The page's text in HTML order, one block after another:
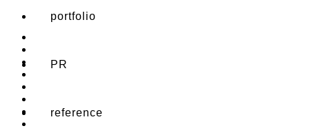
portfolio
PR
reference